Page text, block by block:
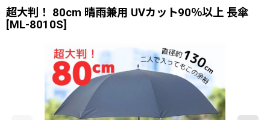
超大判！ 80cm 晴雨兼用 UVカット90％以上 長傘
[ML-8010S]